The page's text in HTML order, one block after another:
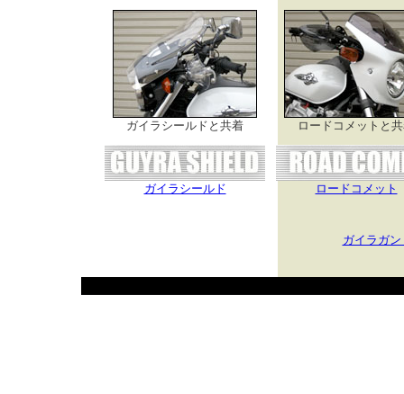
ガイラシールドと共着 ロードコメットと
ガイラシールド ロードコメット
ガイラガ